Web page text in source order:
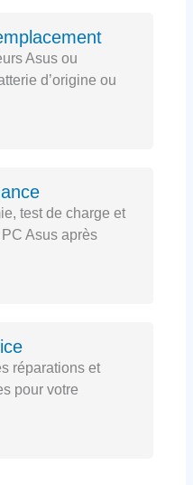
Asus ou
d’origine ou
test de charge et
Asus après
réparations et
pour votre